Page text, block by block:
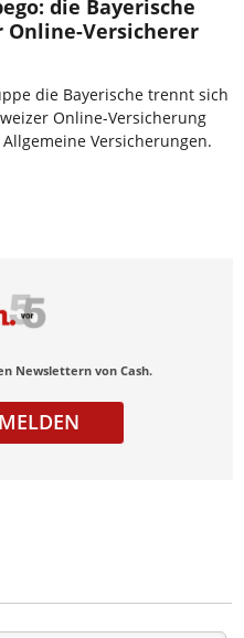
die Bayerische
Online-Versicherer
die Bayerische trennt sich
Online-Versicherung
Versicherungen.
Newslettern von Cash.